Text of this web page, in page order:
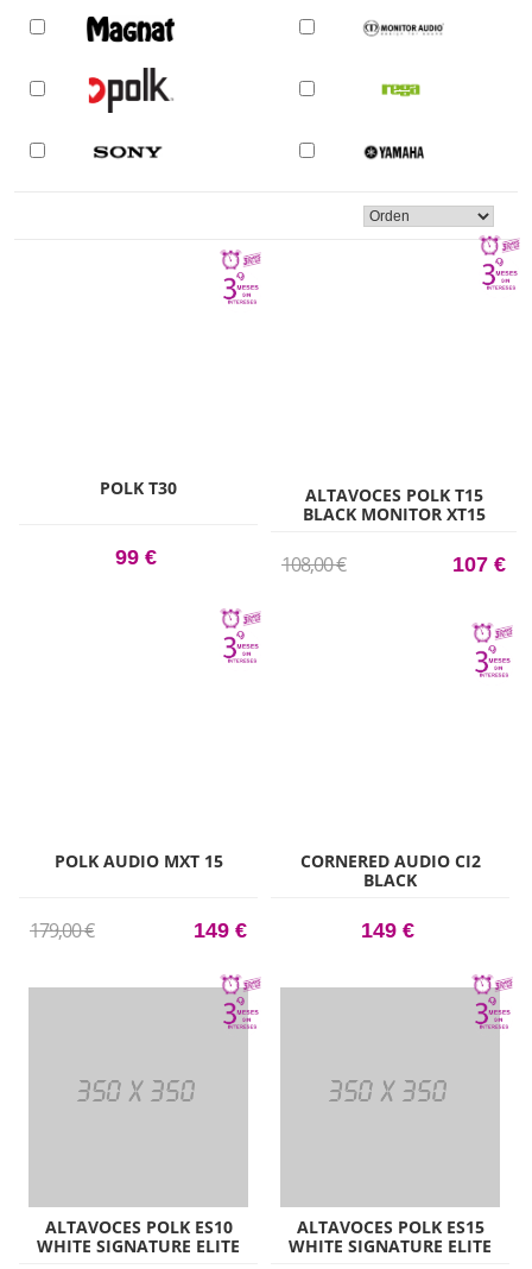
POLK T30
99 €
ALTAVOCES POLK T15
BLACK MONITOR XT15
ESTANTERÍA HI-RES
108,00 € 107 €
POLK AUDIO MXT 15
179,00 € 149 €
CORNERED AUDIO CI2
BLACK
149 €
ALTAVOCES POLK ES10
WHITE SIGNATURE ELITE
ALTAVOCES POLK ES15
WHITE SIGNATURE ELITE